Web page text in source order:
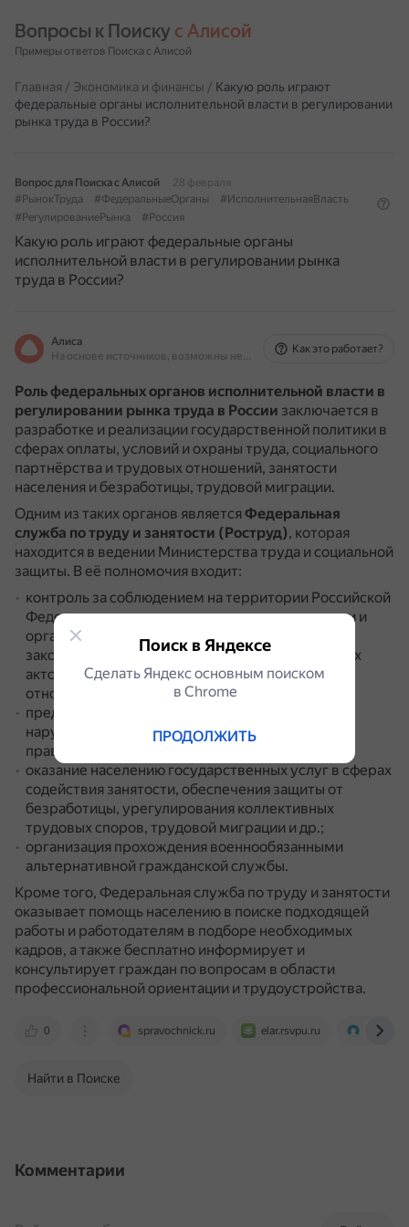
Вопросы к Поиску с Алисой
Примеры ответов Поиска с Алисой
Главная / Экономика и финансы / Какую роль играют
федеральные органы исполнительной власти в регулировании
рынка труда в России?
Вопрос для Поиска с Алисой
28 февраля
#РынокТруда
#ФедеральныеОрганы
#ИсполнительнаяВласть
#РегулированиеРынка
#Россия
Какую роль играют федеральные органы
исполнительной власти в регулировании рынка
труда в России?
Алиса
На основе источников, возможны неточности
Как это работает?
Роль федеральных органов исполнительной власти в
регулировании рынка труда в России заключается в
разработке и реализации государственной политики в
сферах оплаты, условий и охраны труда, социального
партнёрства и трудовых отношений, занятости
населения и безработицы, трудовой миграции.
Одним из таких органов является Федеральная
служба по труду и занятости (Роструд), которая
находится в ведении Министерства труда и социальной
защиты. В её полномочия входит:
контроль за соблюдением на территории Российской
Федерации гражданами, должностными лицами и
организациями действующего трудового
законодательства и иных нормативных правовых
актов, которыми регулируются общественные
отношения в сфере труда и занятости;
предупреждение, обнаружение и пресечение
нарушений законодательных и нормативных
правовых актов;
оказание населению государственных услуг в сферах
содействия занятости, обеспечения защиты от
безработицы, урегулирования коллективных
трудовых споров, трудовой миграции и др.;
организация прохождения военнообязанными
альтернативной гражданской службы.
Кроме того, Федеральная служба по труду и занятости
оказывает помощь населению в поиске подходящей
работы и работодателям в подборе необходимых
кадров, а также бесплатно информирует и
консультирует граждан по вопросам в области
профессиональной ориентации и трудоустройства.
0 spravochnick.ru elar.rsvpu.ru
Найти в Поиске
Комментарии
Поиск в Яндексе
Сделать Яндекс основным поиском
в Сhrome
ПРОДОЛЖИТЬ